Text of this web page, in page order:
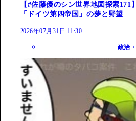
【#佐藤優のシン世界地図探索171
「ドイツ第四帝国」の夢と野望
2026年07月31日 11:30
政治